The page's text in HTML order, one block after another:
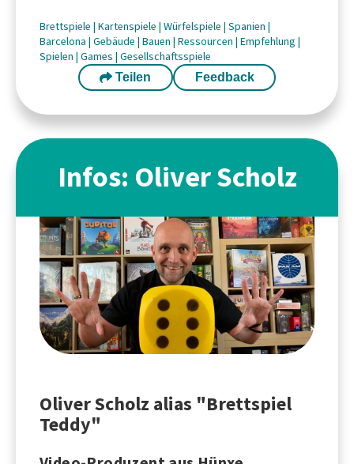
Brettspiele | Kartenspiele | Würfelspiele | Spanien |
Barcelona | Gebäude | Bauen | Ressourcen | Empfehlung |
Spielen | Games | Gesellschaftsspiele
Teilen Feedback
Infos: Oliver Scholz
Oliver Scholz alias "Brettspiel
Teddy"